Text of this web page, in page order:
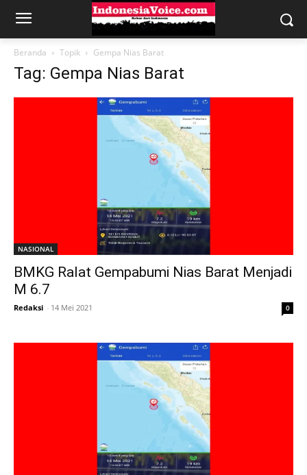
Beranda Topik Gempa Nias Barat
Tag: Gempa Nias Barat
NASIONAL
BMKG Ralat Gempabumi Nias Barat Menjadi
M 6.7
Redaksi - 14 Mei 2021 0